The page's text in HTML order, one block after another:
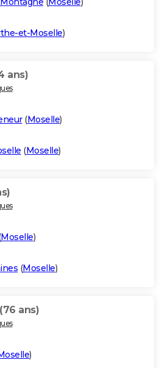
et-Moselle)
ans)
(Moselle)
(Moselle)
Moselle)
(Moselle)
(76 ans)
)